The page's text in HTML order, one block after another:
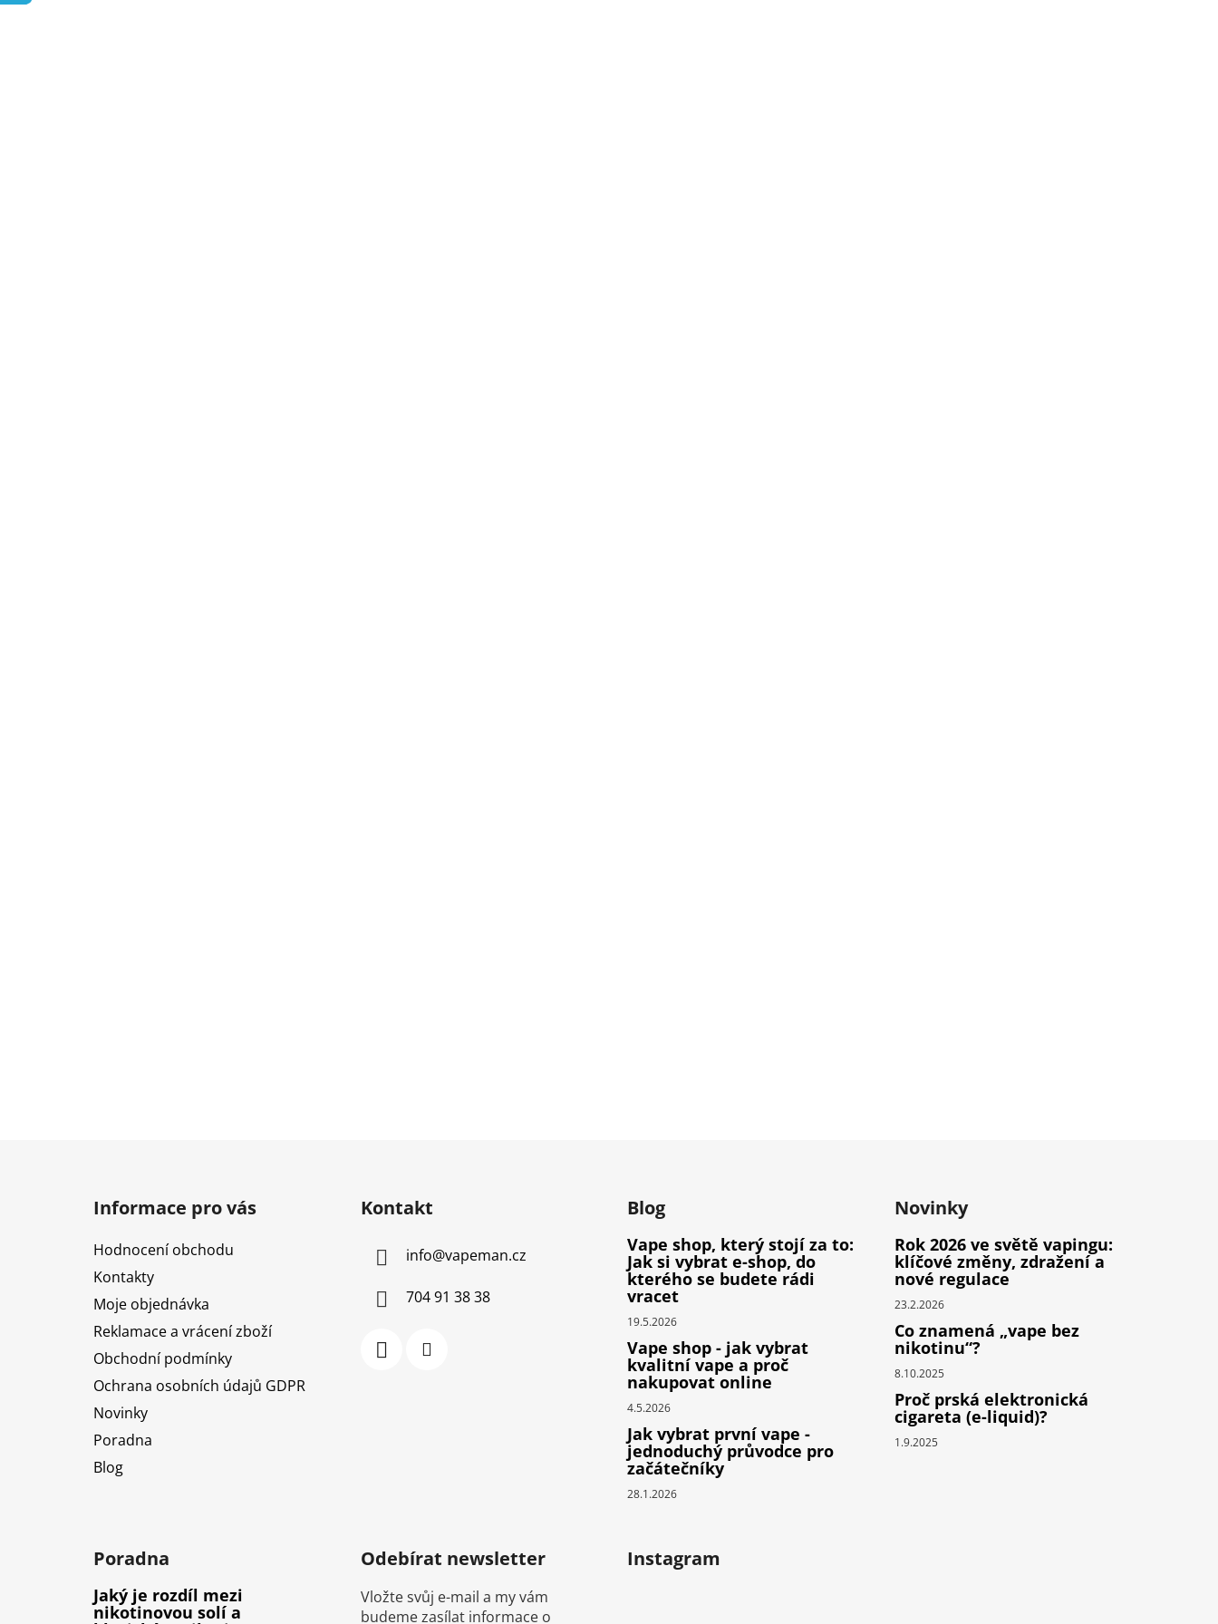
Informace pro vás
Hodnocení obchodu
Kontakty
Moje objednávka
Reklamace a vrácení zboží
Obchodní podmínky
Ochrana osobních údajů GDPR
Novinky
Poradna
Blog
Kontakt
info@vapeman.cz
704 91 38 38
Blog
Vape shop, který stojí za to:
Jak si vybrat e-shop, do
kterého se budete rádi
vracet
19.5.2026
Vape shop - jak vybrat
kvalitní vape a proč
nakupovat online
4.5.2026
Jak vybrat první vape -
jednoduchý průvodce pro
začátečníky
28.1.2026
Novinky
Rok 2026 ve světě vapingu:
klíčové změny, zdražení a
nové regulace
23.2.2026
Co znamená „vape bez
nikotinu“?
8.10.2025
Proč prská elektronická
cigareta (e-liquid)?
1.9.2025
Poradna
Jaký je rozdíl mezi
nikotinovou solí a
Odebírat newsletter
Vložte svůj e-mail a my vám
budeme zasílat informace o
Instagram